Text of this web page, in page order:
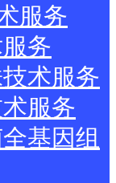
服务
务
术服务
服务
基因组